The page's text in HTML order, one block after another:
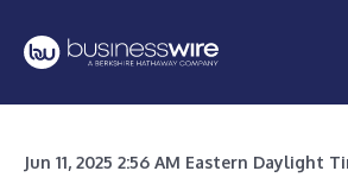
Jun 11, 2025 2:56 AM Eastern Daylight